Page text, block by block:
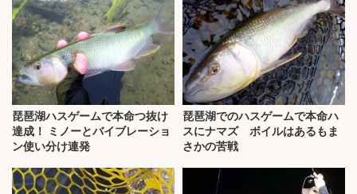
琵琶湖ハスゲームで本命つ抜け
達成！ ミノーとバイブレーショ
ン使い分け連発
琵琶湖でのハスゲームで本命ハ
スにナマズ ボイルはあるもま
さかの苦戦